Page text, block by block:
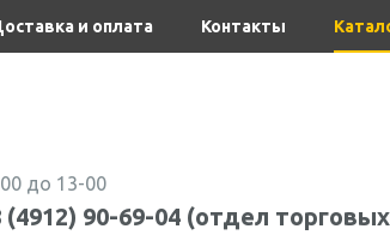
и оплата Контакты
до 13-00
90-69-04 (отдел